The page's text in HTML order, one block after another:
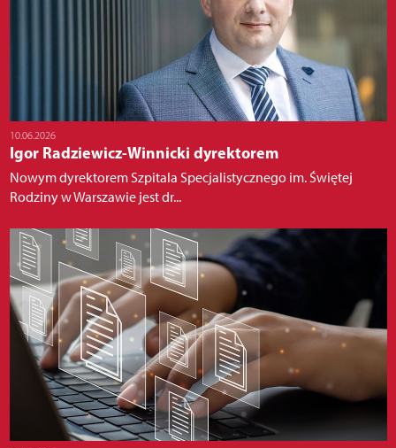
10.06.2026
Igor Radziewicz-Winnicki dyrektorem
Nowym dyrektorem Szpitala Specjalistycznego im. Świętej
Rodziny w Warszawie jest dr...